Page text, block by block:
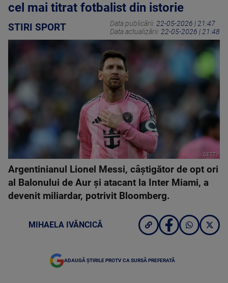
cel mai titrat fotbalist din istorie
STIRI SPORT Data publicării: 22-05-2026 | 21:47
Data actualizării: 22-05-2026 | 21:48
GETTY
Argentinianul Lionel Messi, câştigător de opt ori
al Balonului de Aur şi atacant la Inter Miami, a
devenit miliardar, potrivit Bloomberg.
MIHAELA IVĂNCICĂ
ADAUGĂ ȘTIRILE PROTV CA SURSĂ PREFERATĂ